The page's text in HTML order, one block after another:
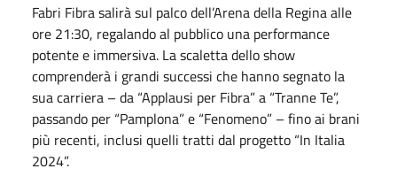
Fabri Fibra salirà sul palco dell’Arena della Regina alle
ore 21:30, regalando al pubblico una performance
potente e immersiva. La scaletta dello show
comprenderà i grandi successi che hanno segnato la
sua carriera – da “Applausi per Fibra” a “Tranne Te”,
passando per “Pamplona” e “Fenomeno” – fino ai brani
più recenti, inclusi quelli tratti dal progetto “In Italia
2024”.